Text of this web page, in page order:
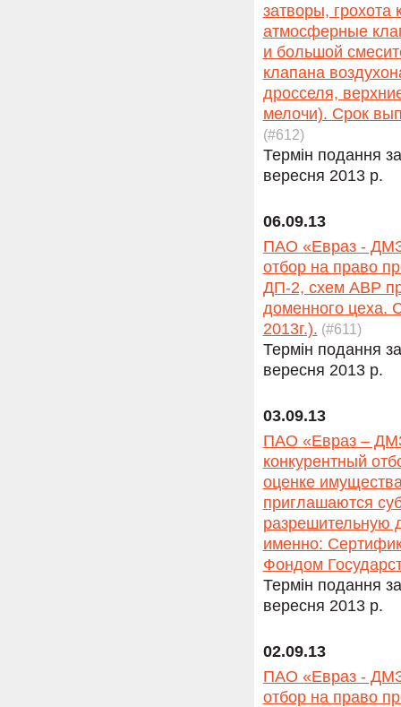
затворы,
атмосферные
и большой
клапана
дросселя,
мелочи). Срок
(#612)
Термін подання
вересня 2013 р.
06.09.13
ПАО «Евраз - ДМЗ
отбор на право
ДП-2, схем АВР
доменного цеха.
2013г.). (#611)
Термін подання
вересня 2013 р.
03.09.13
ПАО «Евраз –
конкурентный
оценке
приглашаются
разрешительную
именно:
Фондом
Термін подання
вересня 2013 р.
02.09.13
ПАО «Евраз - ДМЗ
отбор на право